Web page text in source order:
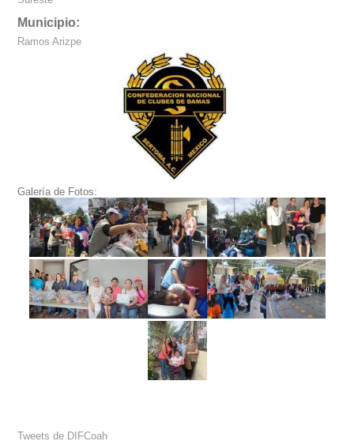
Municipio:
Ramos Arizpe
Galería de Fotos:
Tweets de DIFCoah